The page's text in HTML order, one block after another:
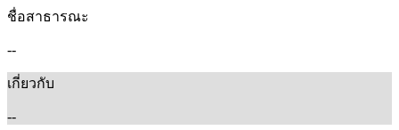
ชื่อสาธารณะ
--
เกี่ยวกับ
--